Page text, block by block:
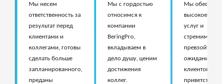
Мы несем
ответственность за
результат перед
клиентами и
коллегами, готовы
сделать больше
запланированного,
преданы
Мы с гордостью
относимся к
компании
BeringPro,
вкладываем в
дело душу, ценим
достижения
коллег.
Мы
высокое
услуг и
стремимся
превзойти
ожидания
клиентов. Мы
приветствуем